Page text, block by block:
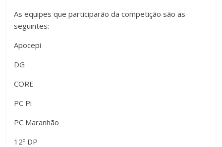
As equipes que participarão da competição são as
seguintes:
Apocepi
DG
CORE
PC Pi
PC Maranhão
12º DP